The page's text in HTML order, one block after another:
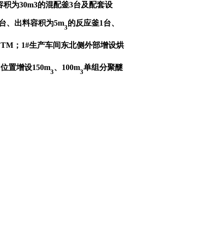
为30m3的混配釜3台及配套设
、出料容积为5m
3
的反应釜1台、
；1#生产车间东北侧外部增设烘
置增设150m
3
、100m
3
单组分聚醚